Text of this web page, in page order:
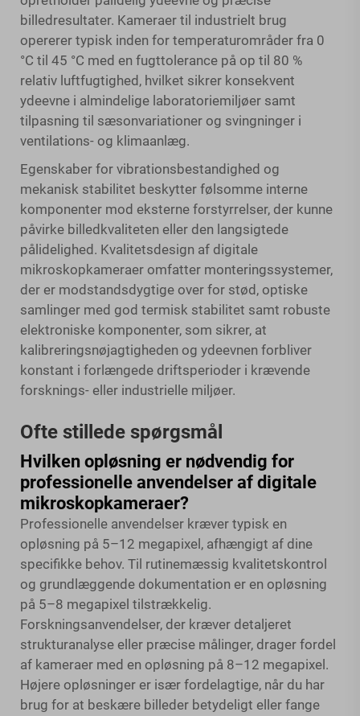
billedresultater. Kameraer til industrielt brug
opererer typisk inden for temperaturområder fra 0
°C til 45 °C med en fugttolerance på op til 80 %
relativ luftfugtighed, hvilket sikrer konsekvent
ydeevne i almindelige laboratoriemiljøer samt
tilpasning til sæsonvariationer og svingninger i
ventilations- og klimaanlæg.
Egenskaber for vibrationsbestandighed og
mekanisk stabilitet beskytter følsomme interne
komponenter mod eksterne forstyrrelser, der kunne
påvirke billedkvaliteten eller den langsigtede
pålidelighed. Kvalitetsdesign af digitale
mikroskopkameraer omfatter monteringssystemer,
der er modstandsdygtige over for stød, optiske
samlinger med god termisk stabilitet samt robuste
elektroniske komponenter, som sikrer, at
kalibreringsnøjagtigheden og ydeevnen forbliver
konstant i forlængede driftsperioder i krævende
forsknings- eller industrielle miljøer.
Ofte stillede spørgsmål
Hvilken opløsning er nødvendig for
professionelle anvendelser af digitale
mikroskopkameraer?
Professionelle anvendelser kræver typisk en
opløsning på 5–12 megapixel, afhængigt af dine
specifikke behov. Til rutinemæssig kvalitetskontrol
og grundlæggende dokumentation er en opløsning
på 5–8 megapixel tilstrækkelig.
Forskningsanvendelser, der kræver detaljeret
strukturanalyse eller præcise målinger, drager fordel
af kameraer med en opløsning på 8–12 megapixel.
Højere opløsninger er især fordelagtige, når du har
brug for at beskære billeder betydeligt eller fange